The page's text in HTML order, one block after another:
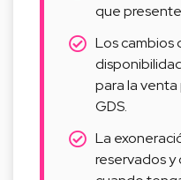
que
Los cambios
para la
GDS.
La
reservados y